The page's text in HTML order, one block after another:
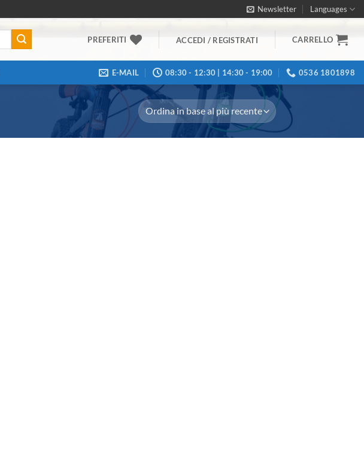
Newsletter Languages
PREFERITI ACCEDI / REGISTRATI CARRELLO
E-MAIL 08:30 - 12:30 | 14:30 - 19:00 0536 1801898